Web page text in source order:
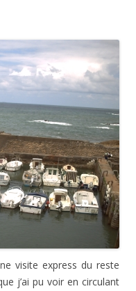
visite express du reste
j’ai pu voir en circulant